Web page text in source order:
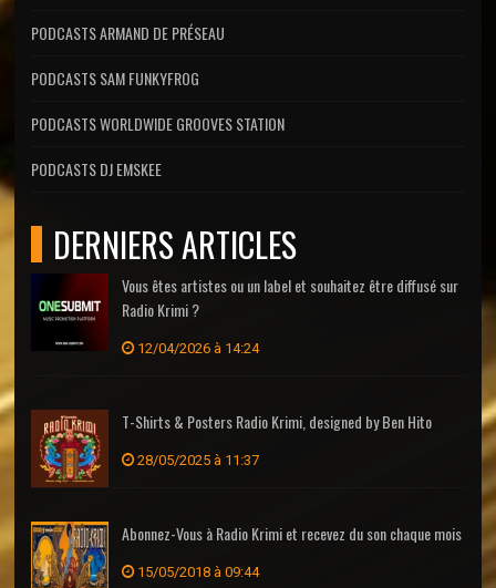
PODCASTS ARMAND DE PRÉSEAU
PODCASTS SAM FUNKYFROG
PODCASTS WORLDWIDE GROOVES STATION
PODCASTS DJ EMSKEE
DERNIERS ARTICLES
Vous êtes artistes ou un label et souhaitez être diffusé sur
Radio Krimi ?
12/04/2026 à 14:24
T-Shirts & Posters Radio Krimi, designed by Ben Hito
28/05/2025 à 11:37
Abonnez-Vous à Radio Krimi et recevez du son chaque mois
15/05/2018 à 09:44